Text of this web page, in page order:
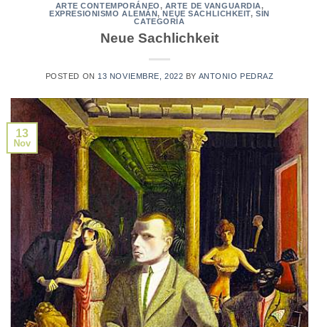
ARTE CONTEMPORÁNEO, ARTE DE VANGUARDIA,
EXPRESIONISMO ALEMÁN, NEUE SACHLICHKEIT,SIN
CATEGORÍA
Neue Sachlichkeit
POSTED ON 13 NOVIEMBRE, 2022 BY ANTONIO PEDRAZ
13
Nov